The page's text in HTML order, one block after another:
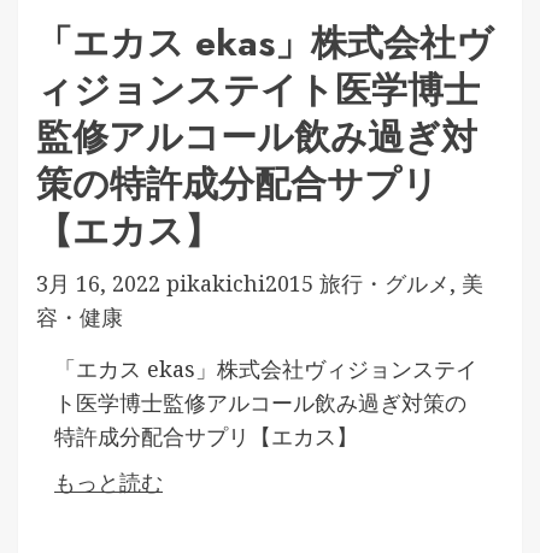
「エカス ekas」株式会社ヴ
ィジョンステイト医学博士
監修アルコール飲み過ぎ対
策の特許成分配合サプリ
【エカス】
3月 16, 2022 pikakichi2015 旅行・グルメ, 美
容・健康
「エカス ekas」株式会社ヴィジョンステイ
ト医学博士監修アルコール飲み過ぎ対策の
特許成分配合サプリ【エカス】
もっと読む